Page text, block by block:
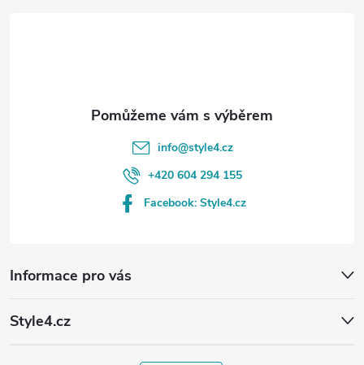
Informace pro vás
Style4.cz
info@style4.cz
+420 604 294 155
Facebook: Style4.cz